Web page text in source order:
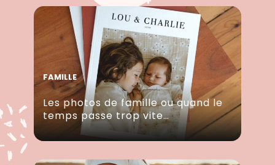
FAMILLE
Les photos de famille ou quand le
temps passe trop vite…